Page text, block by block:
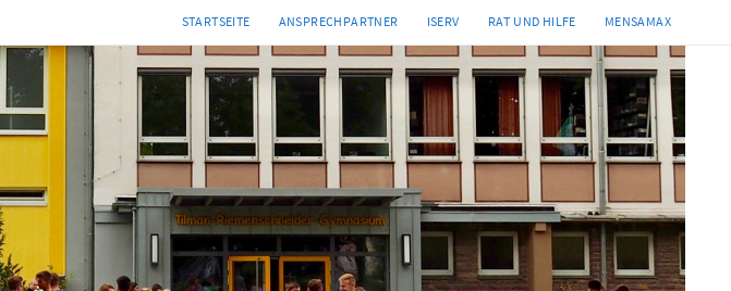
STARTSEITE ANSPRECHPARTNER ISERV RAT UND HILFE MENSAMAX